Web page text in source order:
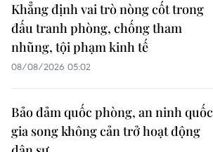
Khẳng định vai trò nòng cốt trong
đấu tranh phòng, chống tham
nhũng, tội phạm kinh tế
08/08/2026 05:02
Bảo đảm quốc phòng, an ninh quốc
gia song không cản trở hoạt động